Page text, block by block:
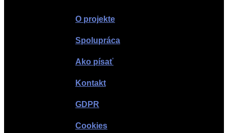
O projekte
Spolupráca
Ako písať
Kontakt
GDPR
Cookies